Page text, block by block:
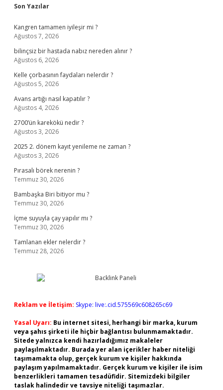
Sidebar
Son Yazılar
Kangren tamamen iyileşir mi ?
Ağustos 7, 2026
bilinçsiz bir hastada nabız nereden alınır ?
Ağustos 6, 2026
Kelle çorbasının faydaları nelerdir ?
Ağustos 5, 2026
Avans artığı nasıl kapatılır ?
Ağustos 4, 2026
2700’ün karekökü nedir ?
Ağustos 3, 2026
2025 2. dönem kayıt yenileme ne zaman ?
Ağustos 3, 2026
Pırasalı börek nerenin ?
Temmuz 30, 2026
Bambaşka Biri bitiyor mu ?
Temmuz 30, 2026
İçme suyuyla çay yapılır mı ?
Temmuz 30, 2026
Tamlanan ekler nelerdir ?
Temmuz 28, 2026
Reklam ve İletişim: Skype: live:.cid.575569c608265c69
Yasal Uyarı: Bu internet sitesi, herhangi bir marka, kurum
veya şahıs şirketi ile hiçbir bağlantısı bulunmamaktadır.
Sitede yalnızca kendi hazırladığımız makaleler
paylaşılmaktadır. Burada yer alan içerikler haber niteliği
taşımamakta olup, gerçek kurum ve kişiler hakkında
paylaşım yapılmamaktadır. Gerçek kurum ve kişiler ile isim
benzerlikleri tamamen tesadüfidir. Sitemizdeki bilgiler
taslak halindedir ve tavsiye niteliği taşımazlar.